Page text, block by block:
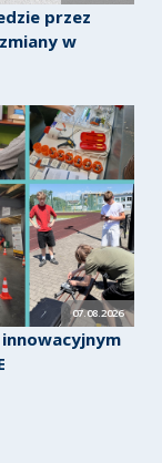
przez
w
07.08.2026
innowacyjnym